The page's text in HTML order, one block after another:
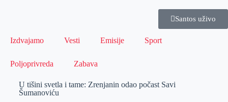
Santos uživo
Izdvajamo Vesti Emisije Sport
Poljoprivreda Zabava
U tišini svetla i tame: Zrenjanin odao počast Savi
Šumanoviću